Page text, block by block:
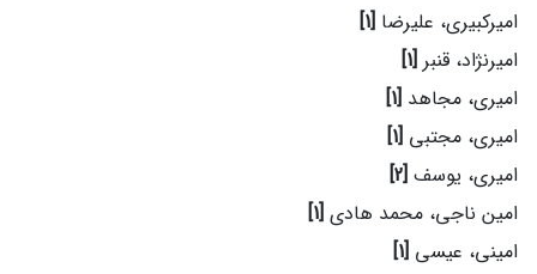
امیرکبیری، علیرضا [1]
امیرنژاد، قنبر [1]
امیری، مجاهد [1]
امیری، مجتبی [1]
امیری، یوسف [2]
امین ناجی، محمد هادی [1]
امینی، عیسی [1]